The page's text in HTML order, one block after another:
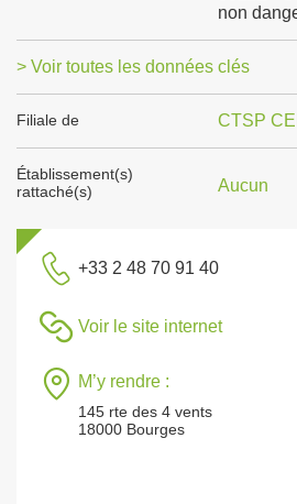
non
> Voir toutes les données clés
Filiale de CTSP
Établissement(s)
rattaché(s)
Aucun
+33 2 48 70 91 40
Voir le site internet
M’y rendre :
145 rte des 4 vents
18000 Bourges